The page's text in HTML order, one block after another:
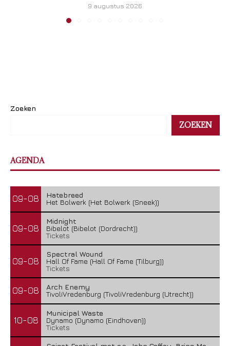
9 augustus 2026
Zoeken
ZOEKEN
AGENDA
09-08
Hatebreed
Het Bolwerk (Het Bolwerk (Sneek))
09-08
Midnight
Bibelot (Bibelot (Dordrecht))
Tickets
09-08
Spectral Wound
Hall Of Fame (Hall Of Fame (Tilburg))
Tickets
09-08
Arch Enemy
TivoliVredenburg (TivoliVredenburg (Utrecht))
10-08
Municipal Waste
Dynamo (Dynamo (Eindhoven))
Tickets